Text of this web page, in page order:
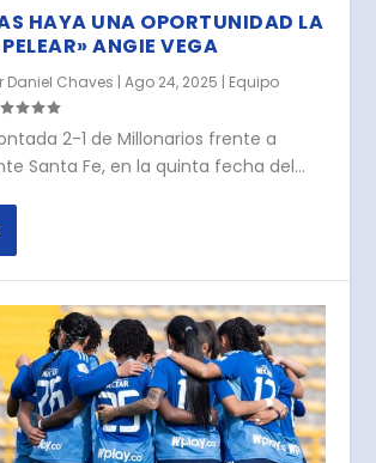
HAYA UNA OPORTUNIDAD LA
ANGIE VEGA
Daniel Chaves |Ago 24, 2025 | Equipo
2-1 de Millonarios frente a
Santa Fe, en la quinta fecha del...